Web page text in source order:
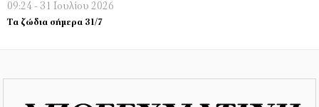
09:24 - 31 Ιουλίου 2026
Τα ζώδια σήμερα 31/7